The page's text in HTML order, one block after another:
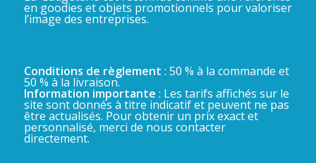
en goodies et objets promotionnels pour valoriser
l’image des entreprises.
Conditions de règlement : 50 % à la commande et
50 % à la livraison.
Information importante : Les tarifs affichés sur le
site sont donnés à titre indicatif et peuvent ne pas
être actualisés. Pour obtenir un prix exact et
personnalisé, merci de nous contacter
directement.